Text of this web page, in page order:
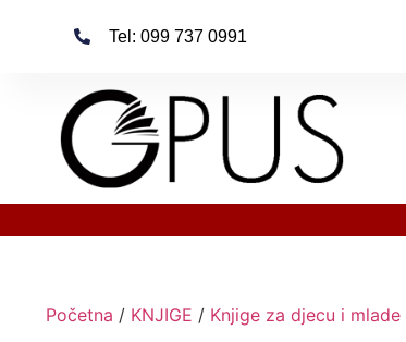
Tel: 099 737 0991
Početna / KNJIGE / Knjige za djecu i mlade